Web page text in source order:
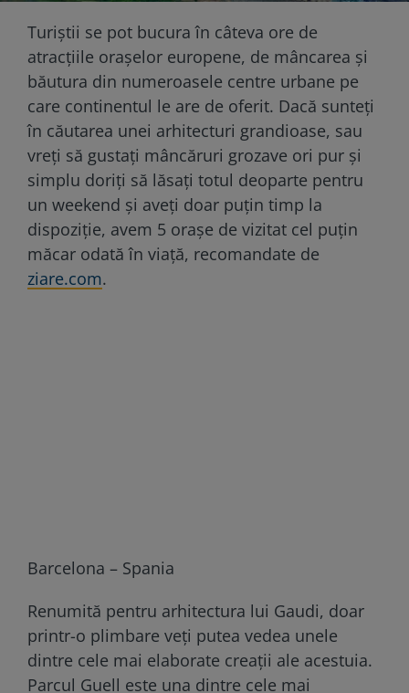
Turiștii se pot bucura în câteva ore de
atracțiile orașelor europene, de mâncarea și
băutura din numeroasele centre urbane pe
care continentul le are de oferit. Dacă sunteți
în căutarea unei arhitecturi grandioase, sau
vreți să gustați mâncăruri grozave ori pur și
simplu doriți să lăsați totul deoparte pentru
un weekend și aveți doar puțin timp la
dispoziție, avem 5 orașe de vizitat cel puțin
măcar odată în viață, recomandate de
ziare.com.
Barcelona – Spania
Renumită pentru arhitectura lui Gaudi, doar
printr-o plimbare veți putea vedea unele
dintre cele mai elaborate creații ale acestuia.
Parcul Guell este una dintre cele mai